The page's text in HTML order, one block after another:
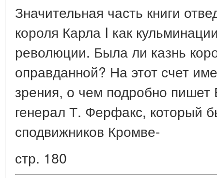
Значительная часть книги
короля Карла I как
революции. Была ли казнь
оправданной? На этот счет
зрения, о чем подробно пишет
генерал Т. Ферфакс, который
сподвижников Кромве-
стр. 180